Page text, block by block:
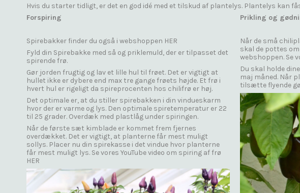
Hvis du starter tidligt, er det en god idé med et tilskud af plantelys. Plantelys kan
Forspiring
Spirebakker finder du også i webshoppen HER
Fyld din Spirebakke med så og priklemuld, der er tilpasset det
spirende frø.
Gør jorden frugtig og lav et lille hul til frøet. Det er vigtigt at
hullet ikke er dybere end max tre gange frøets højde. Et frø i
hvert hul er rigeligt da spireprocenten hos chilifrø er høj.
Det optimale er, at du stiller spirebakken i din vindueskarm
hvor der er varme og lys. Den optimale spiretemperatur er 22
til 25 grader. Overdæk med plastlåg under spiringen.
Når de første sæt kimblade er kommet frem fjernes
overdækket. Det er vigtigt, at planterne får mest muligt
sollys. Placer nu din spirekasse i det vindue hvor planterne
får mest muligt lys. Se vores YouTube video om spiring af frø
HER
Prikling og
Når de små
skal de pottes
webshoppen. Se
Du skal holde
maj måned. Når
tilsætte flyende